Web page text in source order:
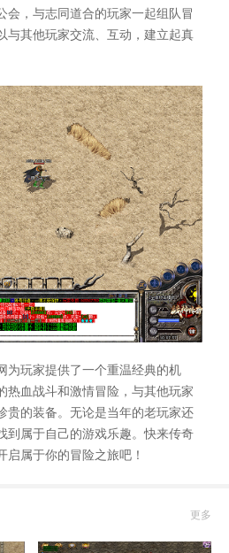
会，与志同道合的玩家一起组队冒
与其他玩家交流、互动，建立起真
为玩家提供了一个重温经典的机
热血战斗和激情冒险，与其他玩家
贵的装备。无论是当年的老玩家还
到属于自己的游戏乐趣。快来传奇
启属于你的冒险之旅吧！
更多